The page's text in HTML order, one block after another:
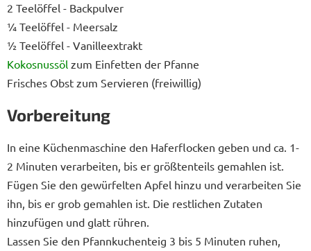
2 Teelöffel - Backpulver
¼ Teelöffel - Meersalz
½ Teelöffel - Vanilleextrakt
Kokosnussöl zum Einfetten der Pfanne
Frisches Obst zum Servieren (freiwillig)
Vorbereitung
In eine Küchenmaschine den Haferflocken geben und ca. 1-
2 Minuten verarbeiten, bis er größtenteils gemahlen ist.
Fügen Sie den gewürfelten Apfel hinzu und verarbeiten Sie
ihn, bis er grob gemahlen ist. Die restlichen Zutaten
hinzufügen und glatt rühren.
Lassen Sie den Pfannkuchenteig 3 bis 5 Minuten ruhen,